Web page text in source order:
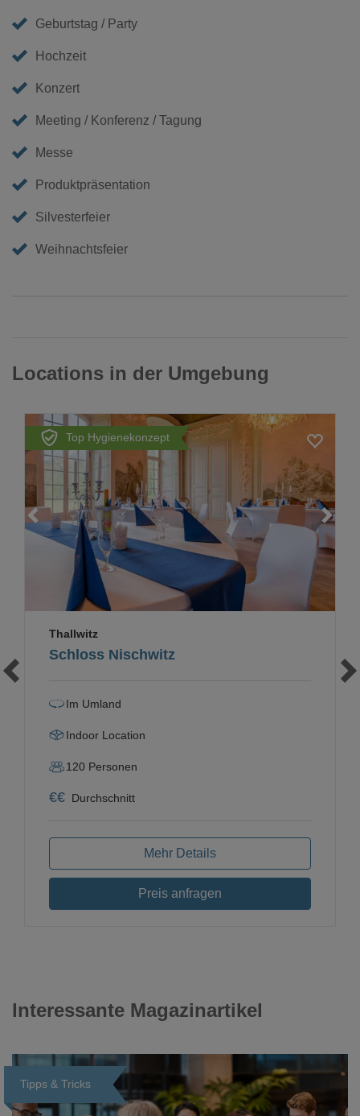
Geburtstag / Party
Hochzeit
Konzert
Meeting / Konferenz / Tagung
Messe
Produktpräsentation
Silvesterfeier
Weihnachtsfeier
Locations in der Umgebung
Top Hygienekonzept
Loading...
Schloss Nischwitz
Thallwitz
Im Umland
Indoor Location
120 Personen
€€ Durchschnitt
Mehr Details
Preis anfragen
Interessante Magazinartikel
Tipps & Tricks